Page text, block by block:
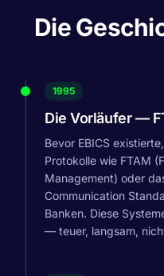
Die
1995
Die Vorläufer —
Bevor EBICS
Protokolle wie FTAM
Management) oder
Communication
Banken. Diese
— teuer, langsam,